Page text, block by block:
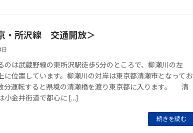
・所沢線 交通開放＞
日
のは武蔵野線の東所沢駅徒歩5分のところで、柳瀬川の左
に位置しています。柳瀬川の対岸は東京都清瀬市となってお
分運転すると県境の清瀬橋を渡り東京都に入ります。 清
小金井街道で都心に […]
続きを読む